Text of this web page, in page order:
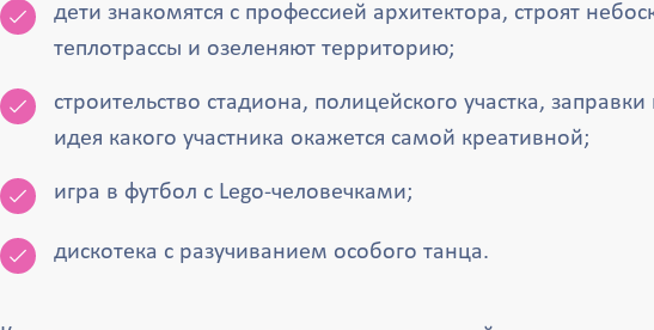
дети знакомятся с профессией архитектора, строят
теплотрассы и озеленяют территорию;
строительство стадиона, полицейского участка,
идея какого участника окажется самой креативной;
игра в футбол с Lego-человечками;
дискотека с разучиванием особого танца.